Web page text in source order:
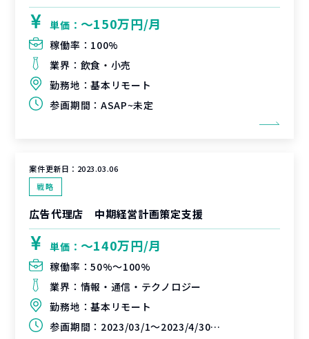
単価： 〜150万円/月
稼働率： 100%
業界： 飲食・小売
勤務地：基本リモート
参画期間： ASAP~未定
案件更新日： 2023.03.06
戦略
広告代理店 中期経営計画策定支援
単価： 〜140万円/月
稼働率：50%〜100%
業界： 情報・通信・テクノロジー
勤務地：基本リモート
参画期間： 2023/03/1～2023/4/30（延長可能性あり）